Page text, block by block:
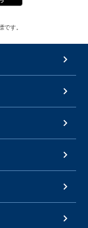
す。